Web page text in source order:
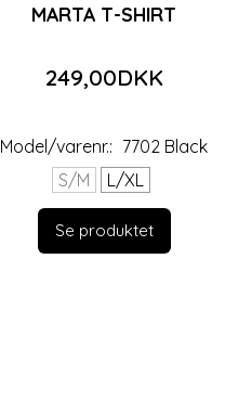
MARTA T-SHIRT
249,00DKK
Model/varenr.: 7702 Black
S/M
L/XL
Se produktet